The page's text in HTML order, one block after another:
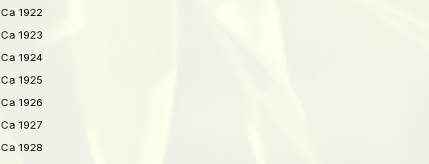
Ca 1922
Ca 1923
Ca 1924
Ca 1925
Ca 1926
Ca 1927
Ca 1928